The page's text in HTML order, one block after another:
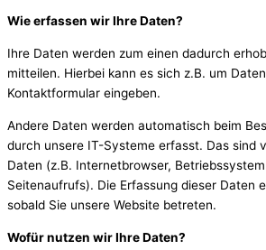
Wie erfassen wir Ihre Daten?
Ihre Daten werden zum einen dadurch
mitteilen. Hierbei kann es sich z.B. um
Kontaktformular eingeben.
Andere Daten werden automatisch beim
durch unsere IT-Systeme erfasst. Das sind
Daten (z.B. Internetbrowser,
Seitenaufrufs). Die Erfassung dieser Daten
sobald Sie unsere Website betreten.
Wofür nutzen wir Ihre Daten?